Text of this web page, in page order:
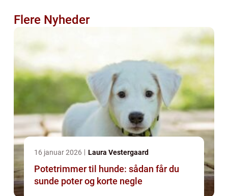
Flere Nyheder
16 januar 2026 Laura Vestergaard
Potetrimmer til hunde: sådan får du
sunde poter og korte negle